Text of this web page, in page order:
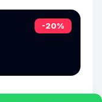
-20%